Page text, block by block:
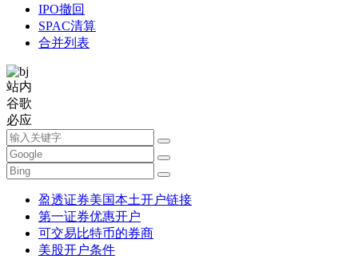
IPO撤回
SPAC清算
合并列表
站内
谷歌
必应
盈透证券美国本土开户链接
第一证券优惠开户
可交易比特币的券商
美股开户条件